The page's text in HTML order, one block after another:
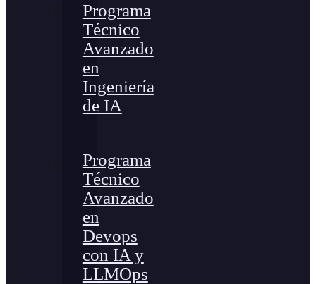
Programa
Técnico
Avanzado
en
Ingeniería
de IA
Programa
Técnico
Avanzado
en
Devops
con IA y
LLMOps